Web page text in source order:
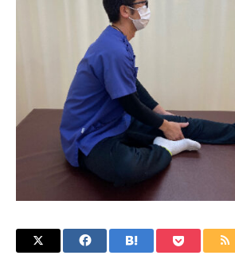
ご予約・お問合せ
アクセス